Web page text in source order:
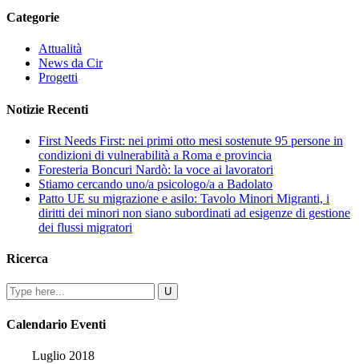
Categorie
Attualità
News da Cir
Progetti
Notizie Recenti
First Needs First: nei primi otto mesi sostenute 95 persone in
condizioni di vulnerabilità a Roma e provincia
Foresteria Boncuri Nardò: la voce ai lavoratori
Stiamo cercando uno/a psicologo/a a Badolato
Patto UE su migrazione e asilo: Tavolo Minori Migranti, i
diritti dei minori non siano subordinati ad esigenze di gestione
dei flussi migratori
Ricerca
Calendario Eventi
Luglio 2018